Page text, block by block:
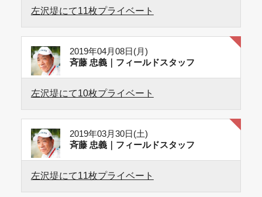
左沢堤にて11枚プライベート
2019年04月08日(月)
斉藤 忠義｜フィールドスタッフ
左沢堤にて10枚プライベート
2019年03月30日(土)
斉藤 忠義｜フィールドスタッフ
左沢堤にて11枚プライベート